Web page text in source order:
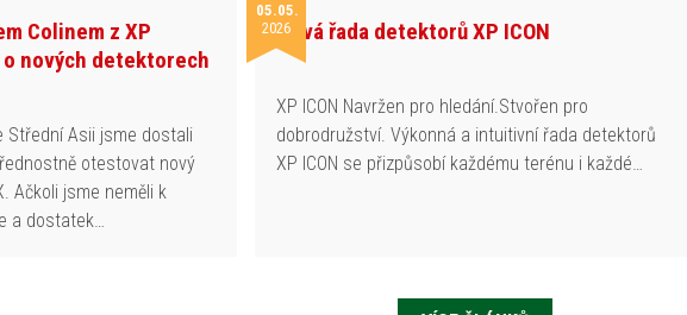
Colinem z XP
o nových detektorech
Střední Asii jsme dostali
otestovat nový
Ačkoli jsme neměli k
a dostatek…
05.05.
2026Nová řada detektorů XP ICON
XP ICON Navržen pro hledání.Stvořen pro
dobrodružství. Výkonná a intuitivní řada detektorů
XP ICON se přizpůsobí každému terénu i každé…